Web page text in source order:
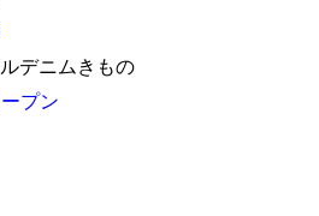
デニムきもの